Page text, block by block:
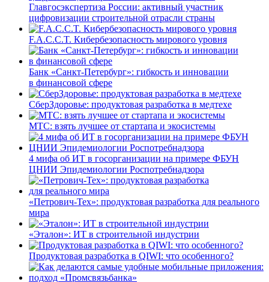
Главгосэкспертиза России: активный участник
цифровизации строительной отрасли страны
F.A.C.C.T. Кибербезопасность мирового уровня
Банк «Санкт-Петербург»: гибкость и инновации
в финансовой сфере
СберЗдоровье: продуктовая разработка в медтехе
МТС: взять лучшее от стартапа и экосистемы
4 мифа об ИТ в госорганизации на примере ФБУН
ЦНИИ Эпидемиологии Роспотребнадзора
«Петрович-Тех»: продуктовая разработка для реального
мира
«Эталон»: ИТ в строительной индустрии
Продуктовая разработка в QIWI: что особенного?